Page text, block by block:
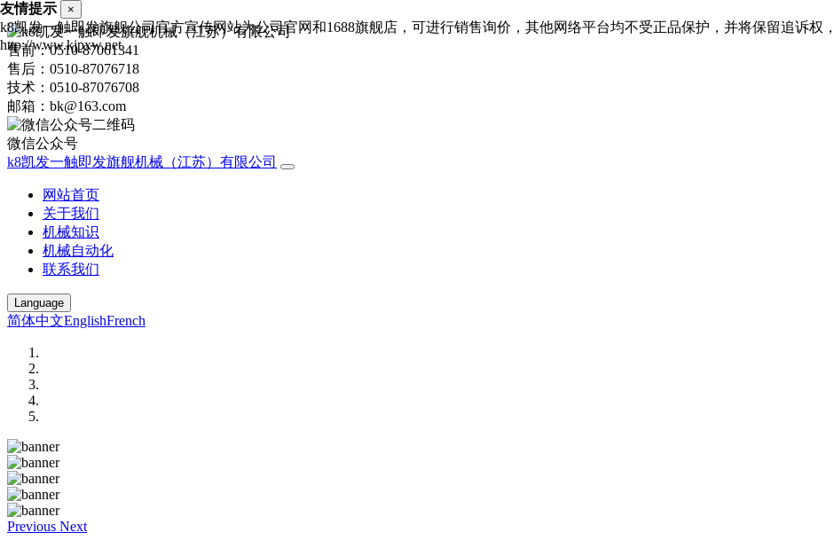
售前：0510-87061341
售后：0510-87076718
技术：0510-87076708
邮箱：bk@163.com
微信公众号
k8凯发一触即发旗舰机械（江苏）有限公司
网站首页
关于我们
机械知识
机械自动化
联系我们
Language
简体中文EnglishFrench
Previous Next
友情提示 ×
k8凯发一触即发旗舰公司官方宣传网站为公司官网和1688旗舰店，可进行销售询价，其他网络平台均不受正品保护，并将保留追诉权
http://www.kjpxw.net